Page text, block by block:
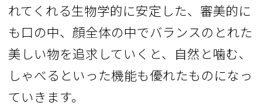
れてくれる生物学的に安定した、審美的に
も口の中、顔全体の中でバランスのとれた
美しい物を追求していくと、自然と噛む、
しゃべるといった機能も優れたものになっ
ていきます。